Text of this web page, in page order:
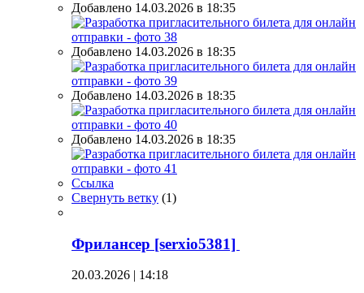
Добавлено 14.03.2026 в 18:35
Добавлено 14.03.2026 в 18:35
Добавлено 14.03.2026 в 18:35
Добавлено 14.03.2026 в 18:35
Ссылка
Свернуть ветку (1)
Фрилансер [serxio5381]
20.03.2026 | 14:18